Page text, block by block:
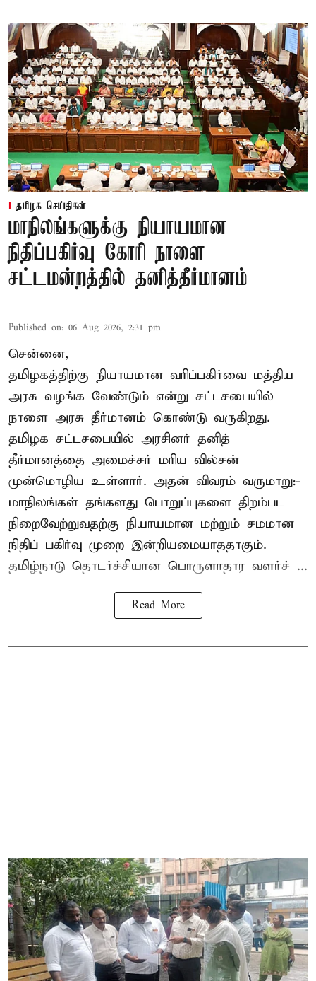
தமிழக செய்திகள்
மாநிலங்களுக்கு நியாயமான
நிதிப்பகிர்வு கோரி நாளை
சட்டமன்றத்தில் தனித்தீர்மானம்
Published on: 06 Aug 2026, 2:31 pm
சென்னை,
தமிழகத்திற்கு நியாயமான வரிப்பகிர்வை மத்திய
அரசு வழங்க வேண்டும் என்று சட்டசபையில்
நாளை அரசு தீர்மானம் கொண்டு வருகிறது.
தமிழக சட்டசபையில் அரசினர் தனித்
தீர்மானத்தை அமைச்சர் மரிய வில்சன்
முன்மொழிய உள்ளார். அதன் விவரம் வருமாறு:-
மாநிலங்கள் தங்களது பொறுப்புகளை திறம்பட
நிறைவேற்றுவதற்கு நியாயமான மற்றும் சமமான
நிதிப் பகிர்வு முறை இன்றியமையாததாகும்.
தமிழ்நாடு தொடர்ச்சியான பொருளாதார வளர்ச் ...
Read More